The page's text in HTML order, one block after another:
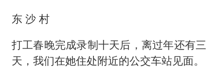
东 沙 村
打工春晚完成录制十天后，离过年还有三
天，我们在她住处附近的公交车站见面。